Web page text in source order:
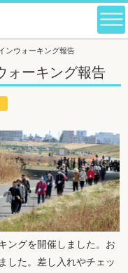
ンウォーキング報告
ォーキング報告
ングを開催しました。お
した。差し入れやチェッ